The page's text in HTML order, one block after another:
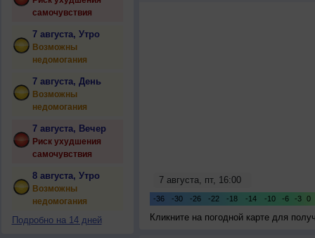
самочувствия
7 августа, Утро
Возможны
недомогания
7 августа, День
Возможны
недомогания
7 августа, Вечер
Риск ухудшения
самочувствия
8 августа, Утро
Возможны
недомогания
Подробно на 14 дней Кликните на погодной карте для